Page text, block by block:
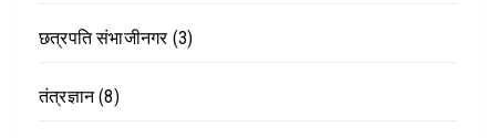
छत्रपति संभाजीनगर(3)
तंत्रज्ञान(8)